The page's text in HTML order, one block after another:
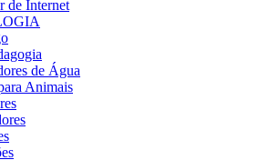
de Internet
de Água
Animais